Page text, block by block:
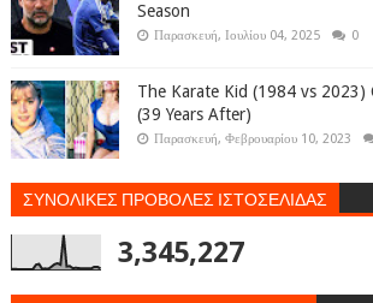
Season
Παρασκευή, Ιουλίου 04, 2025 0
The Karate Kid (1984 vs 2023)
(39 Years After)
Παρασκευή, Φεβρουαρίου 10, 2023
ΣΥΝΟΛΙΚΕΣ ΠΡΟΒΟΛΕΣ ΙΣΤΟΣΕΛΙΔΑΣ
3,345,227